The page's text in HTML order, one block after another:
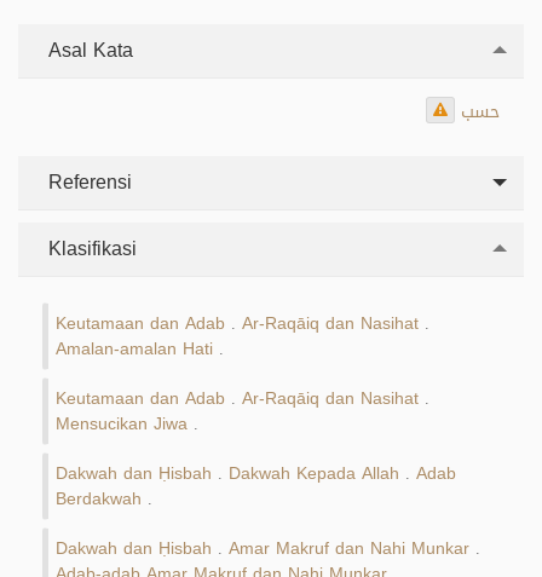
Asal Kata
حسب
Referensi
Klasifikasi
Keutamaan dan Adab Ar-Raqāiq dan Nasihat
Amalan-amalan Hati
Keutamaan dan Adab Ar-Raqāiq dan Nasihat
Mensucikan Jiwa
Dakwah dan Ḥisbah Dakwah Kepada Allah Adab
Berdakwah
Dakwah dan Ḥisbah Amar Makruf dan Nahi Munkar